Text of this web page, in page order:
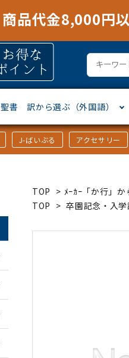
商品代金8,000円
フランシスコ会訳
聖書 訳から選ぶ（外国語）
フランス語
ウルトラスエード
ミニタオル・マス
キリスト教雑誌
「は行」から選
J-ばいぶる アクセサリー
TOP > ﾒｰｶｰ「か行」か
TOP > 卒園記念・入